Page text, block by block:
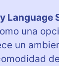
Language
una
un